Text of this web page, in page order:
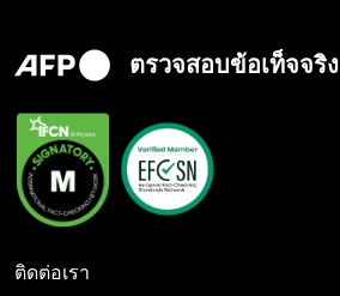
ตรวจสอบข้อเท็จจริง
ติดต่อเรา